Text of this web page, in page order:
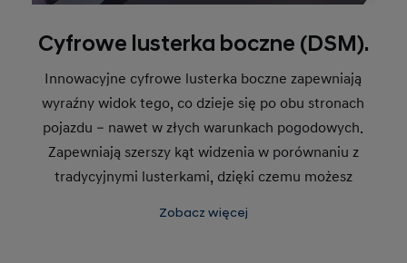
Cyfrowe lusterka boczne (DSM).
Innowacyjne cyfrowe lusterka boczne zapewniają
wyraźny widok tego, co dzieje się po obu stronach
pojazdu – nawet w złych warunkach pogodowych.
Zapewniają szerszy kąt widzenia w porównaniu z
tradycyjnymi lusterkami, dzięki czemu możesz
dwóch ekranach płynnie zintegrowanych z deską
Zobacz więcej